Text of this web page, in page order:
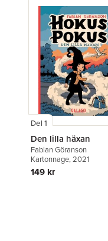
Del 1
Den lilla häxan
Fabian Göranson
Kartonnage, 2021
149 kr